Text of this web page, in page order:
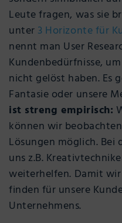
Leute fragen, was sie
unter 3 Horizonte für
nennt man User
Kundenbedürfnisse,
nicht gelöst haben. Es
Fantasie oder unsere
ist streng empirisch:
können wir
Lösungen möglich.
uns z.B.
weiterhelfen. Damit
finden für unsere
Unternehmens.